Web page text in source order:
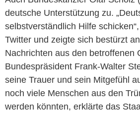
deutsche Unterstützung zu.
selbstverständlich Hilfe
Twitter und zeigte sich bestürzt
Nachrichten aus den betroffenen
Bundespräsident Frank-Walter
seine Trauer und sein Mitgefühl
noch viele Menschen aus den
werden könnten, erklärte das